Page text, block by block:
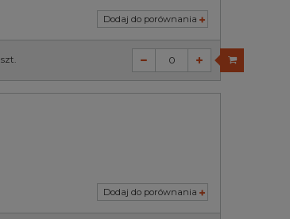
Dodaj do porównania
Dodaj do porównania